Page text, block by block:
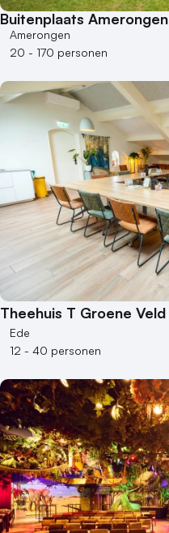
Buitenplaats Amerongen
Amerongen
20 - 170 personen
Theehuis T Groene Veld
Ede
12 - 40 personen